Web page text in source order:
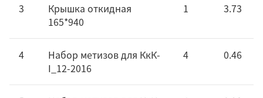
3
Крышка откидная
165*940
1 3.73
4
Набор метизов для КкК-
I_12-2016
4 0.46